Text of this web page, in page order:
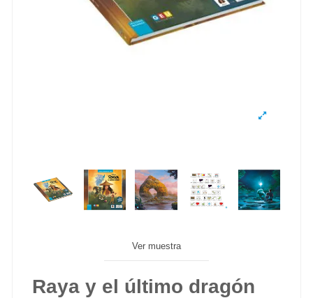
Ver muestra
Raya y el último dragón